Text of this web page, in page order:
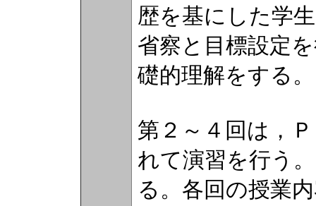
歴を基にした学
省察と目標設定
礎的理解をする。
第２～４回は，
れて演習を行う
る。各回の授業